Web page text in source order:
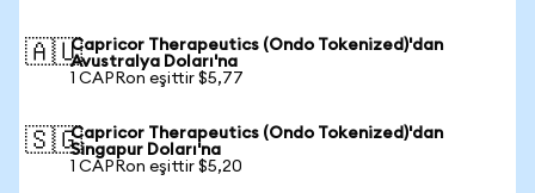
🇦🇺Capricor Therapeutics (Ondo Tokenized)'dan
Avustralya Doları'na
1 CAPRon eşittir $5,77
🇸🇬Capricor Therapeutics (Ondo Tokenized)'dan
Singapur Doları'na
1 CAPRon eşittir $5,20